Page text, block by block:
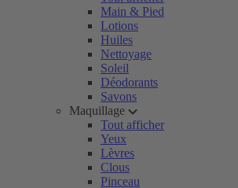
Main & Pied
Lotions
Huiles
Nettoyage
Soleil
Déodorants
Savons
Maquillage
Tout afficher
Yeux
Lèvres
Clous
Pinceau